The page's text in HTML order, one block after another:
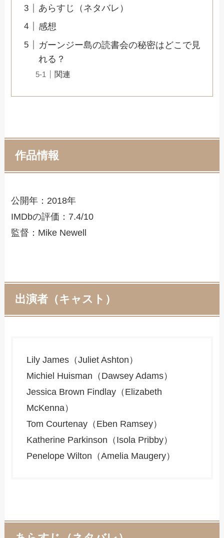
あらすじ（ネタバレ）
感想
ガーンジー島の読書会の秘密はどこで見
れる？
関連
作品情報
公開年：2018年
IMDbの評価：7.4/10
監督：Mike Newell
出演者（キャスト）
Lily James（Juliet Ashton）
Michiel Huisman（Dawsey Adams）
Jessica Brown Findlay（Elizabeth
McKenna）
Tom Courtenay（Eben Ramsey）
Katherine Parkinson（Isola Pribby）
Penelope Wilton（Amelia Maugery）